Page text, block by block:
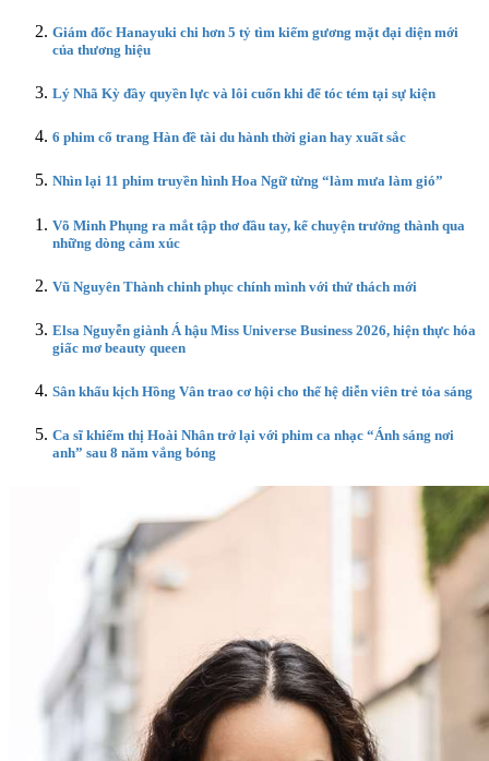
Giám đốc Hanayuki chi hơn 5 tỷ tìm kiếm gương mặt đại diện mới
của thương hiệu
Lý Nhã Kỳ đầy quyền lực và lôi cuốn khi để tóc tém tại sự kiện
6 phim cổ trang Hàn đề tài du hành thời gian hay xuất sắc
Nhìn lại 11 phim truyền hình Hoa Ngữ từng “làm mưa làm gió”
Võ Minh Phụng ra mắt tập thơ đầu tay, kể chuyện trưởng thành qua
những dòng cảm xúc
Vũ Nguyên Thành chinh phục chính mình với thử thách mới
Elsa Nguyễn giành Á hậu Miss Universe Business 2026, hiện thực hóa
giấc mơ beauty queen
Sân khấu kịch Hồng Vân trao cơ hội cho thế hệ diễn viên trẻ tỏa sáng
Ca sĩ khiếm thị Hoài Nhân trở lại với phim ca nhạc “Ánh sáng nơi
anh” sau 8 năm vắng bóng